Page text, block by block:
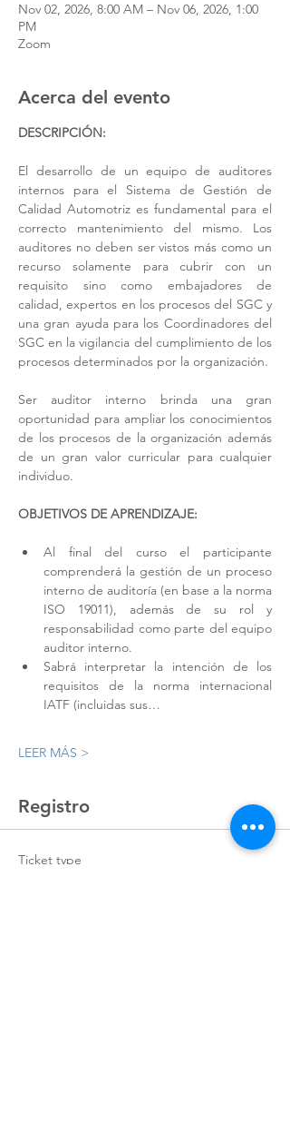
Nov 02, 2026, 8:00 AM – Nov 06, 2026, 1:00
PM
Zoom
Acerca del evento
DESCRIPCIÓN:
El desarrollo de un equipo de auditores
internos para el Sistema de Gestión de
Calidad Automotriz es fundamental para el
correcto mantenimiento del mismo. Los
auditores no deben ser vistos más como un
recurso solamente para cubrir con un
requisito sino como embajadores de
calidad, expertos en los procesos del SGC y
una gran ayuda para los Coordinadores del
SGC en la vigilancia del cumplimiento de los
procesos determinados por la organización.
Ser auditor interno brinda una gran
oportunidad para ampliar los conocimientos
de los procesos de la organización además
de un gran valor curricular para cualquier
individuo.
OBJETIVOS DE APRENDIZAJE:
Al final del curso el participante
comprenderá la gestión de un proceso
interno de auditoría (en base a la norma
ISO 19011), además de su rol y
responsabilidad como parte del equipo
auditor interno.
Sabrá interpretar la intención de los
requisitos de la norma internacional
IATF (incluidas sus…
LEER MÁS >
Registro
Ticket type